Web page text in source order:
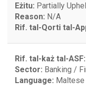
Eżitu: Partially
Reason: N/A
Rif. tal-Qorti tal-
Rif. tal-każ tal-ASF:
Sector: Banking /
Language: Maltese